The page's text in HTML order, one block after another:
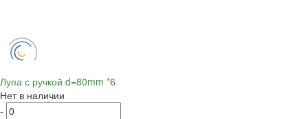
Лупа с ручкой d=80mm *6
Нет в наличии
-